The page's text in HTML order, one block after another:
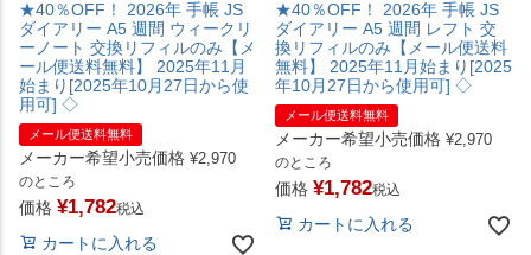
★40％OFF！ 2026年 手帳 JS
ダイアリー A5 週間 ウィークリ
ーノート 交換リフィルのみ【メ
ール便送料無料】 2025年11月
始まり[2025年10月27日から使
用可] ◇
メール便送料無料
メーカー希望小売価格 ¥2,970
のところ
価格 ¥1,782税込
カートに入れる
★40％OFF！ 2026年 手帳 JS
ダイアリー A5 週間 レフト 交
換リフィルのみ【メール便送料
無料】 2025年11月始まり[2025
年10月27日から使用可] ◇
メール便送料無料
メーカー希望小売価格 ¥2,970
のところ
価格 ¥1,782税込
カートに入れる